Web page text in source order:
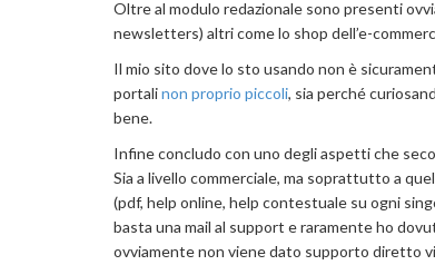
Oltre al modulo redazionale sono presenti
newsletters) altri come lo shop dell’e-
Il mio sito dove lo sto usando non è
portalinon proprio piccoli, sia perché
bene.
Infine concludo con uno degli aspetti che
Sia a livello commerciale, ma soprattutto a
(pdf, help online, help contestuale su ogni
basta una mail al support e raramente ho
ovviamente non viene dato supporto diretto